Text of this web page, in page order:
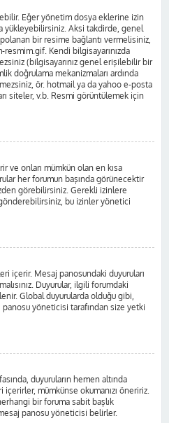
Eğer yönetim dosya eklerine izin
yükleyebilirsiniz. Aksi takdirde, genel
bir resime bağlantı vermelisiniz,
Kendi bilgisayarınızda
(bilgisayarınız genel erişilebilir bir
doğrulama mekanizmaları ardında
ör. hotmail ya da yahoo e-posta
siteler, v.b. Resmi görüntülemek için
ve onları mümkün olan en kısa
her forumun başında görünecektir
görebilirsiniz. Gerekli izinlere
bu izinler yönetici
içerir. Mesaj panosundaki duyuruları
Duyurular, ilgili forumdaki
Global duyurularda olduğu gibi,
yöneticisi tarafından size yetki
duyuruların hemen altında
mümkünse okumanızı öneririz.
bir foruma sabit başlık
panosu yöneticisi belirler.